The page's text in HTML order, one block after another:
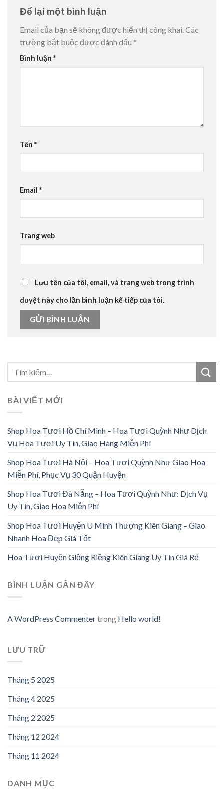
Để lại một bình luận
Email của bạn sẽ không được hiển thị công khai.Các
trường bắt buộc được đánh dấu *
Bình luận *
Tên *
Email *
Trang web
Lưu tên của tôi, email, và trang web trong trình
duyệt này cho lần bình luận kế tiếp của tôi.
BÀI VIẾT MỚI
Shop Hoa Tươi Hồ Chí Minh – Hoa Tươi Quỳnh Như Dịch
Vụ Hoa Tươi Uy Tín, Giao Hàng Miễn Phí
Shop Hoa Tươi Hà Nội – Hoa Tươi Quỳnh Như Giao Hoa
Miễn Phí, Phục Vụ 30 Quận Huyện
Shop Hoa Tươi Đà Nẵng – Hoa Tươi Quỳnh Như: Dịch Vụ
Uy Tín, Giao Hoa Miễn Phí
Shop Hoa Tươi Huyện U Minh Thượng Kiên Giang – Giao
Nhanh Hoa Đẹp Giá Tốt
Hoa Tươi Huyện Giồng Riềng Kiên Giang Uy Tín Giá Rẻ
BÌNH LUẬN GẦN ĐÂY
A WordPress Commentertrong Hello world!
LƯU TRỮ
Tháng 5 2025
Tháng 4 2025
Tháng 2 2025
Tháng 12 2024
Tháng 11 2024
DANH MỤC